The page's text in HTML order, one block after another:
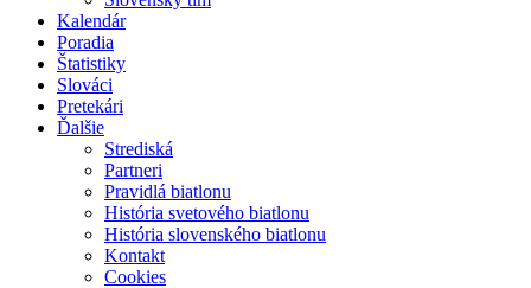
Kalendár
Poradia
Štatistiky
Slováci
Pretekári
Ďalšie
Strediská
Partneri
Pravidlá biatlonu
História svetového biatlonu
História slovenského biatlonu
Kontakt
Cookies